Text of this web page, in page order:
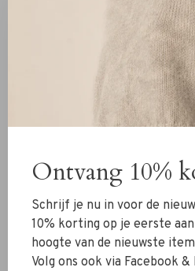
armband met grote glanzende
tussenstukken. De combinatie
warme goudtinten zorgt voor
moeiteloos past bij zowel een
Dankzij het elastische design is
geven het sieraad een
terwijl de gouden details zorgen
Perfect om solo te dragen
combineren met andere
twist.
Ontvang 10%
Schrijf je nu in voor de
10% korting op je eerste
hoogte van de nieuwste
Volg ons ook via Facebook